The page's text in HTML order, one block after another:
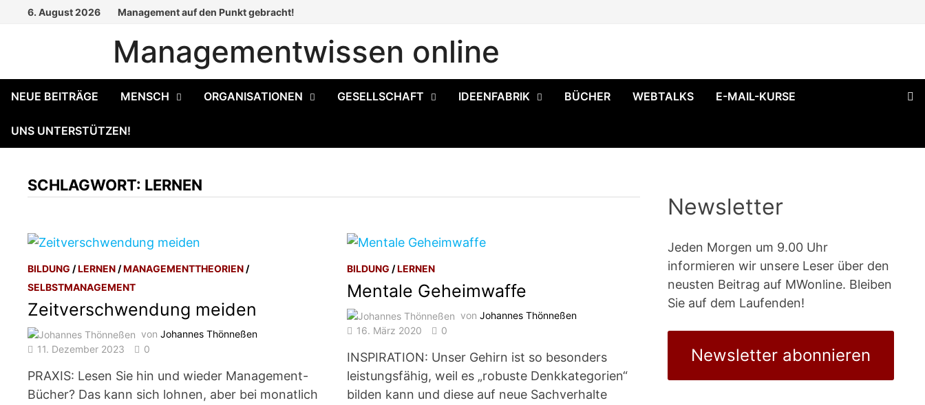
6. August 2026 Management auf den Punkt gebracht!
Managementwissen online
NEUE BEITRÄGE MENSCH ORGANISATIONEN GESELLSCHAFT IDEENFABRIK BÜCHER WEBTALKS E-MAIL-KURSE
UNS UNTERSTÜTZEN!
SCHLAGWORT: LERNEN
BILDUNG /LERNEN /MANAGEMENTTHEORIEN /
SELBSTMANAGEMENT
Zeitverschwendung meiden
vonJohannes Thönneßen
11. Dezember 2023
0
PRAXIS: Lesen Sie hin und wieder Management-
Bücher? Das kann sich lohnen, aber bei monatlich
BILDUNG /LERNEN
Mentale Geheimwaffe
vonJohannes Thönneßen
16. März 2020
0
INSPIRATION: Unser Gehirn ist so besonders
leistungsfähig, weil es „robuste Denkkategorien“
bilden kann und diese auf neue Sachverhalte
Newsletter
Jeden Morgen um 9.00 Uhr
informieren wir unsere Leser über den
neusten Beitrag auf MWonline. Bleiben
Sie auf dem Laufenden!
Newsletter abonnieren